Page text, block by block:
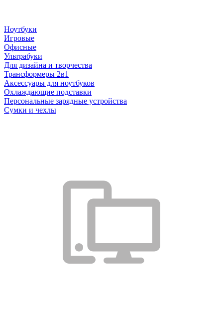
Ноутбуки
Игровые
Офисные
Ультрабуки
Для дизайна и творчества
Трансформеры 2в1
Аксессуары для ноутбуков
Охлаждающие подставки
Персональные зарядные устройства
Сумки и чехлы